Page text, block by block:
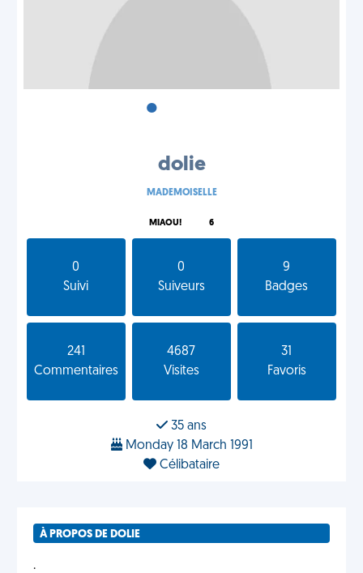
•
dolie
MADEMOISELLE
MIAOU! 6
0
Suivi
0
Suiveurs
9
Badges
241
Commentaires
4687
Visites
31
Favoris
35 ans
Monday 18 March 1991
Célibataire
À PROPOS DE DOLIE
.